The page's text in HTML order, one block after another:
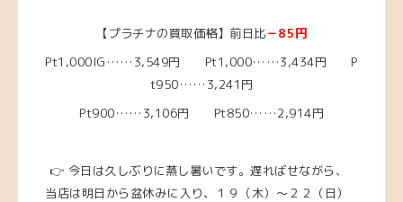
【プラチナの買取価格】前日比－85円
Pt1,000IG……3,549円 Pt1,000……3,434円 P
t950……3,241 円
Pt900……3,106円 Pt850……2,914円
👉 今日は久しぶりに蒸し暑いです。遅ればせながら、
当店は明日から盆休みに入り、１９（木）～２２（日）